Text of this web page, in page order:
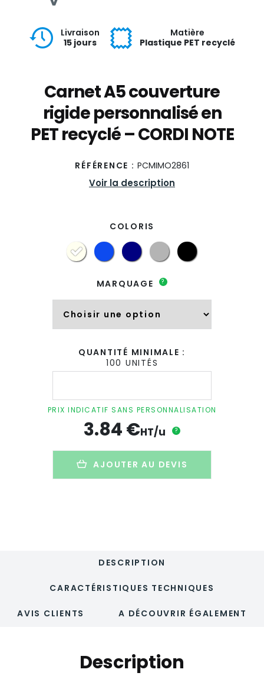
Livraison
15 jours
Matière
Plastique PET recyclé
Carnet A5 couverture
rigide personnalisé en
PET recyclé – CORDI NOTE
RÉFÉRENCE : PCMIMO2861
Voir la description
COLORIS
MARQUAGE ?
QUANTITÉ MINIMALE :
100 UNITÉS
quantité
A5
couverture
personnalisé
recyclé
-
PRIX INDICATIF SANS PERSONNALISATION
3.84€HT/u ?
AJOUTER AU DEVIS
DESCRIPTION
CARACTÉRISTIQUES TECHNIQUES
AVIS CLIENTS A DÉCOUVRIR ÉGALEMENT
Description